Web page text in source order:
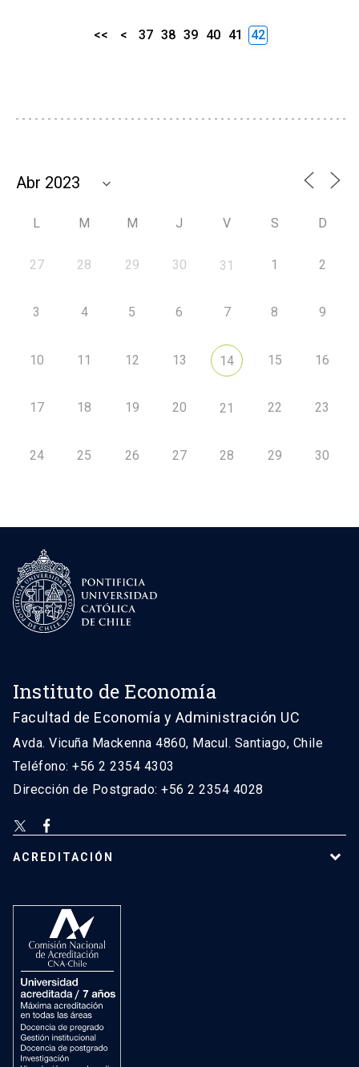
<< < 37 38 39 40 41 42
L M M J V S D
27 28 29 30 31 1 2
3 4 5 6 7 8 9
10 11 12 13 14 15 16
17 18 19 20 21 22 23
24 25 26 27 28 29 30
Instituto de Economía
Facultad de Economía y Administración UC
Avda. Vicuña Mackenna 4860, Macul. Santiago, Chile
Teléfono: +56 2 2354 4303
Dirección de Postgrado: +56 2 2354 4028
ACREDITACIÓN